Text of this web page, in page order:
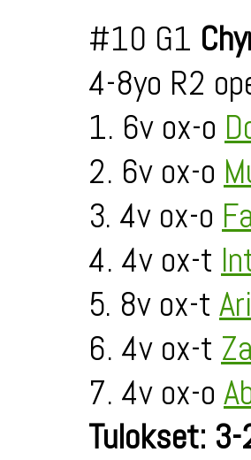
#10 G1
4-8yo R2
1. 6v ox-o
2. 6v ox-o
3. 4v ox-o
4. 4v ox-t
5. 8v ox-t
6. 4v ox-t
7. 4v ox-o
Tulokset: